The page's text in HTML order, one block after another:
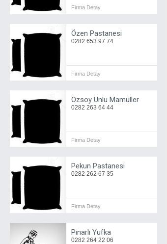
Firma Detay
Özen Pastanesi
0282 653 97 74
Firma Detay
Özsoy Unlu Mamüller
0282 263 64 44
Firma Detay
Pekun Pastanesi
0282 262 67 35
Firma Detay
Pınarlı Yufka
0282 264 22 06